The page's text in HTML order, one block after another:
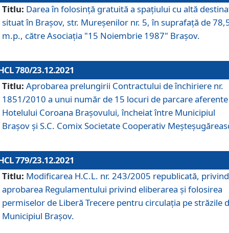
Titlu: Darea în folosinţă gratuită a spaţiului cu altă
situat în Braşov, str. Mureşenilor nr. 5, în suprafaţă de
m.p., către Asociaţia "15 Noiembrie 1987" Braşov.
780/23.12.2021
Titlu: Aprobarea prelungirii Contractului de închiriere nr.
1851/2010 a unui număr de 15 locuri de parcare aferente
Hotelului Coroana Brașovului, încheiat între Municipiul
Braşov şi S.C. Comix Societate Cooperativ
779/23.12.2021
Titlu: Modificarea H.C.L. nr. 243/2005 republicată, privind
aprobarea Regulamentului privind eliberarea şi folosirea
permiselor de Liberă Trecere pentru circulația pe străzile
Municipiul Braşov.